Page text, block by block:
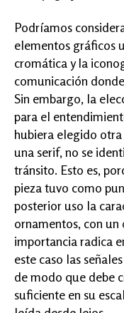
Podríamos
elementos gráficos
cromática y la
comunicación
Sin embargo, la
para el
hubiera elegido
una serif, no se
tránsito. Esto es,
pieza tuvo como
posterior uso la
ornamentos, con
importancia radica
este caso las
de modo que debe
suficiente en su